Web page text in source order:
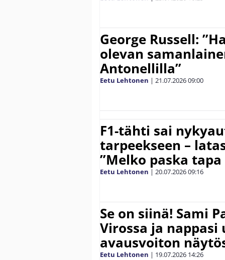
George Russell:
olevan
Antonellilla”
Eetu Lehtonen | 21.07.202609:00
F1-tähti sai
tarpeekseen –
”Melko paska
Eetu Lehtonen | 20.07.202609:16
Se on siinä! Sami
Virossa ja nappasi
avausvoiton
Eetu Lehtonen | 19.07.2026 14:26